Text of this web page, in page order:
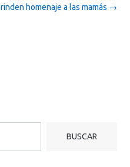
rinden homenaje a las mamás →
BUSCAR